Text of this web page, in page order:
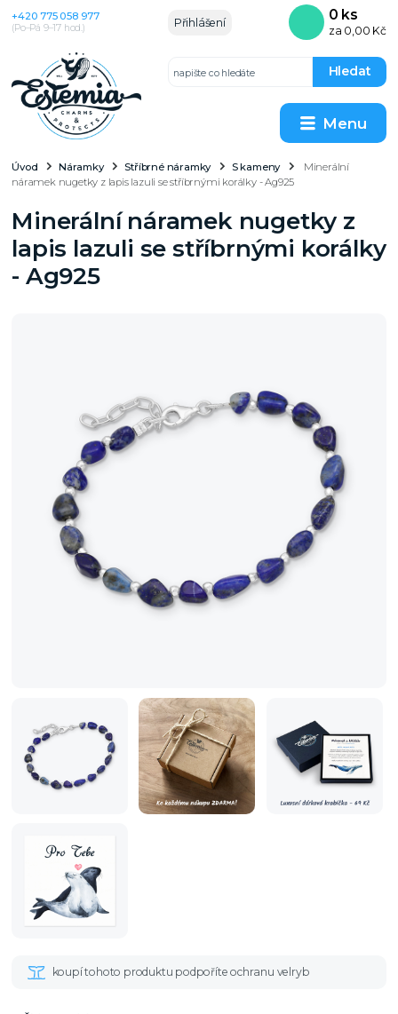
Menu
Přihlášení
Hledat
+420 775 058 977
(Po–Pá 9–17 hod.)
0 ks
za 0,00 Kč
Úvod Náramky Stříbrné náramky S kameny
Minerální
náramek nugetky z lapis lazuli se stříbrnými korálky - Ag925
Minerální náramek nugetky z
lapis lazuli se stříbrnými korálky
- Ag925